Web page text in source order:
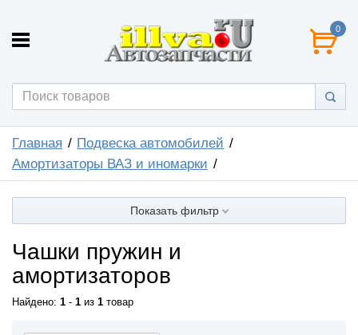
0
Главная
Подвеска автомобилей
Амортизаторы ВАЗ и иномарки
Показать фильтр
Чашки пружин и
амортизаторов
Найдено: 1 - 1 из 1 товар